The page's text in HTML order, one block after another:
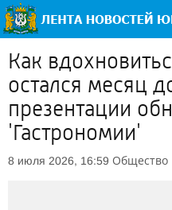
Как
остался месяц
презентации
'Гастрономии'
8 июля 2026, 16:59 Общество